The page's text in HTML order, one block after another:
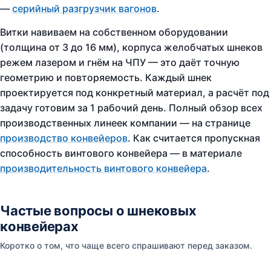
— серийный разгрузчик вагонов.
Витки навиваем на собственном оборудовании
(толщина от 3 до 16 мм), корпуса желобчатых шнеков
режем лазером и гнём на ЧПУ — это даёт точную
геометрию и повторяемость. Каждый шнек
проектируется под конкретный материал, а расчёт под
задачу готовим за 1 рабочий день. Полный обзор всех
производственных линеек компании — на странице
производство конвейеров. Как считается пропускная
способность винтового конвейера — в материале
производительность винтового конвейера.
Частые вопросы о шнековых
конвейерах
Коротко о том, что чаще всего спрашивают перед заказом.